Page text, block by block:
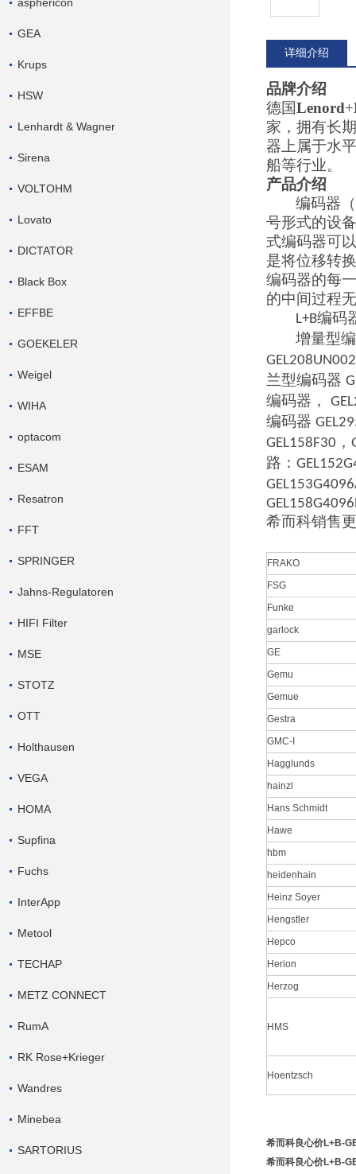
GEA
Krups
HSW
Lenhardt & Wagner
Sirena
VOLTOHM
Lovato
DICTATOR
Black Box
EFFBE
GOEKELER
Weigel
WIHA
optacom
ESAM
Resatron
FFT
SPRINGER
Jahns-Regulatoren
HIFI Filter
MSE
STOTZ
OTT
Holthausen
VEGA
HOMA
Supfina
Fuchs
InterApp
Metool
TECHAP
METZ CONNECT
RumA
RK Rose+Krieger
Wandres
Minebea
SARTORIUS
详细介绍
品牌介绍
德国Lenord+
家，拥有长
器上属于水
船等行业。
产品介绍
编码器（
号形式的设
式编码器可
是将位移转
编码器的每
的中间过程
L+B编码
增量型
兰型编码器
编码器，
编码器
GEL158F30 ，
路：
希而科销售
FRAKO
FSG
Funke
garlock
GE
Gemu
Gemue
Gestra
GMC-I
Hagglunds
hainzl
Hans Schmidt
Hawe
hbm
heidenhain
Heinz Soyer
Hengstler
Hepco
Herion
Herzog
HMS
Hoentzsch
希而科良心价L+B-
希而科良心价L+B-